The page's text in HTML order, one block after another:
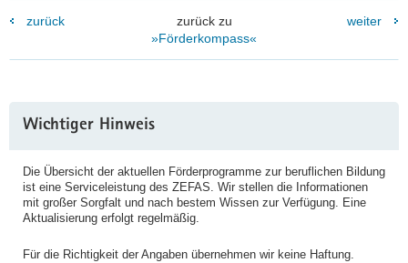
zurück
zurück zu
»Förderkompass«
weiter
Information
Wichtiger Hinweis
Die Übersicht der aktuellen Förderprogramme zur beruflichen Bildung
ist eine Serviceleistung des ZEFAS. Wir stellen die Informationen
mit großer Sorgfalt und nach bestem Wissen zur Verfügung. Eine
Aktualisierung erfolgt regelmäßig.
Für die Richtigkeit der Angaben übernehmen wir keine Haftung.